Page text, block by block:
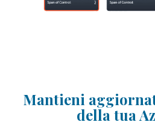
Mantieni
della tua